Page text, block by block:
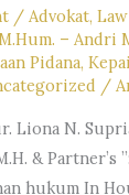
/Advokat,
– Andri
Pidana,
/
Liona N.
& Partner’s
hukum In